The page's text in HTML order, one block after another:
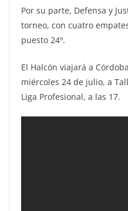
Por su parte, Defensa y
torneo, con cuatro
puesto 24º.
El Halcón viajará a
miércoles 24 de julio, a
Liga Profesional, a las 17.